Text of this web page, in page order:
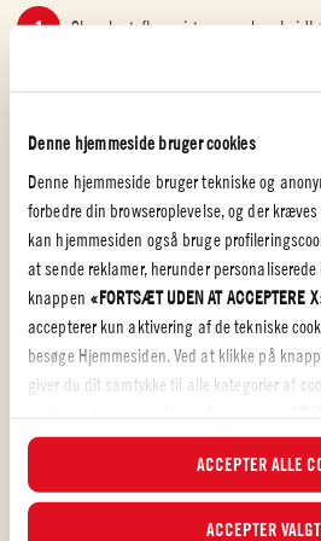
Denne hjemmeside bruger cookies
Denne hjemmeside bruger tekniske og
forbedre din browseroplevelse, og der
kan hjemmesiden også bruge
at sende reklamer, herunder
knappen «FORTSÆT UDEN AT ACCEPTERE
accepterer kun aktivering af de tekniske
besøge Hjemmesiden. Ved at klikke på
giver du dit samtykke til alle kategorier af
tekniske cookies og anonymiserede
I dette banner kan du vælge eller fravælge
at acceptere, ved hjælp af de specifikke
ACCEPTER ALLE
ACCEPTER
Skær kartoflerne i tern og skær
Gnid kartoflerne med olivenolie og
Bages på en bageplade belagt med
minutter. Vend kartoflerne halvvejs
Sauter chiliflager i rapsolie i en stor
lad det simre et stykke tid. Hæld
og tilsæt til sidst de friske
MINDRE MADSPILD MED VENNER